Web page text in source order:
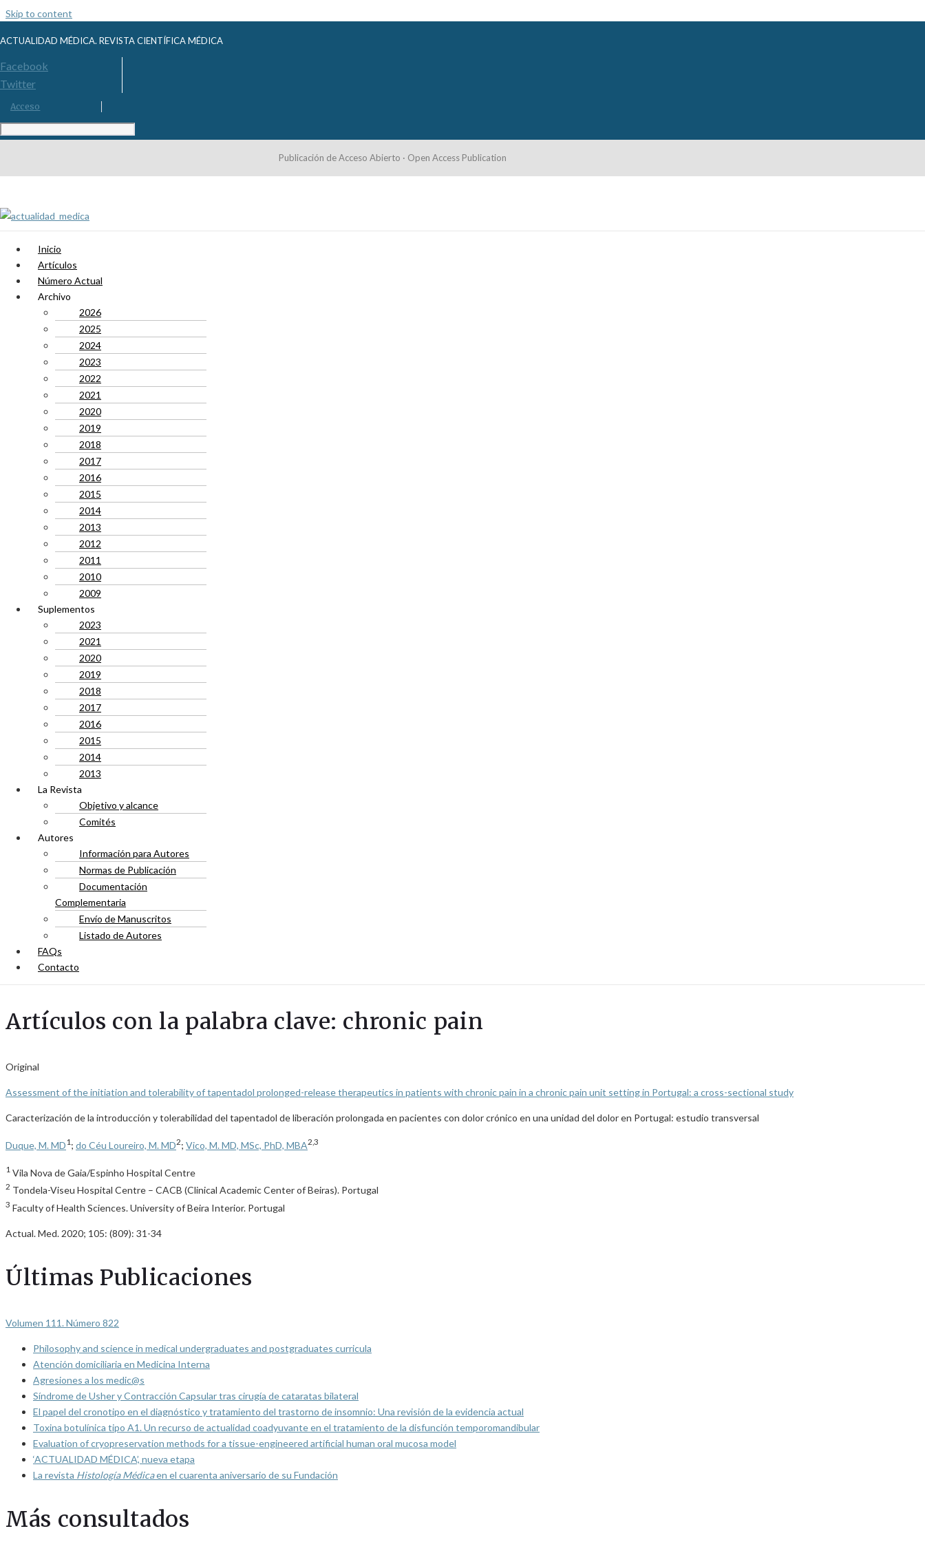
Skip to content
ACTUALIDAD MÉDICA. REVISTA CIENTÍFICA MÉDICA
Facebook
Twitter
Acceso
Publicación de Acceso Abierto · Open Access Publication
Inicio
Artículos
Número Actual
Archivo
2026
2025
2024
2023
2022
2021
2020
2019
2018
2017
2016
2015
2014
2013
2012
2011
2010
2009
Suplementos
2023
2021
2020
2019
2018
2017
2016
2015
2014
2013
La Revista
Objetivo y alcance
Comités
Autores
Información para Autores
Normas de Publicación
Documentación
Complementaria
Envío de Manuscritos
Listado de Autores
FAQs
Contacto
Artículos con la palabra clave: chronic pain
Original
Assessment of the initiation and tolerability of tapentadol prolonged-release therapeutics in patients with chronic pain in a chronic pain unit setting in Portugal: a cross-sectional study
Caracterización de la introducción y tolerabilidad del tapentadol de liberación prolongada en pacientes con dolor crónico en una unidad del dolor en Portugal: estudio transversal
Duque, M. MD1 ; do Céu Loureiro, M. MD2; Vico, M. MD, MSc, PhD, MBA2,3
1 Vila Nova de Gaia/Espinho Hospital Centre
2 Tondela-Viseu Hospital Centre – CACB (Clinical Academic Center of Beiras). Portugal
3 Faculty of Health Sciences. University of Beira Interior. Portugal
Actual. Med. 2020; 105: (809): 31-34
Últimas Publicaciones
Volumen 111. Número 822
Philosophy and science in medical undergraduates and postgraduates curricula
Atención domiciliaria en Medicina Interna
Agresiones a los medic@s
Síndrome de Usher y Contracción Capsular tras cirugía de cataratas bilateral
El papel del cronotipo en el diagnóstico y tratamiento del trastorno de insomnio: Una revisión de la evidencia actual
Toxina botulínica tipo A1. Un recurso de actualidad coadyuvante en el tratamiento de la disfunción temporomandibular
Evaluation of cryopreservation methods for a tissue-engineered artificial human oral mucosa model
‘ACTUALIDAD MÉDICA’, nueva etapa
La revista Histología Médicaen el cuarenta aniversario de su Fundación
Más consultados